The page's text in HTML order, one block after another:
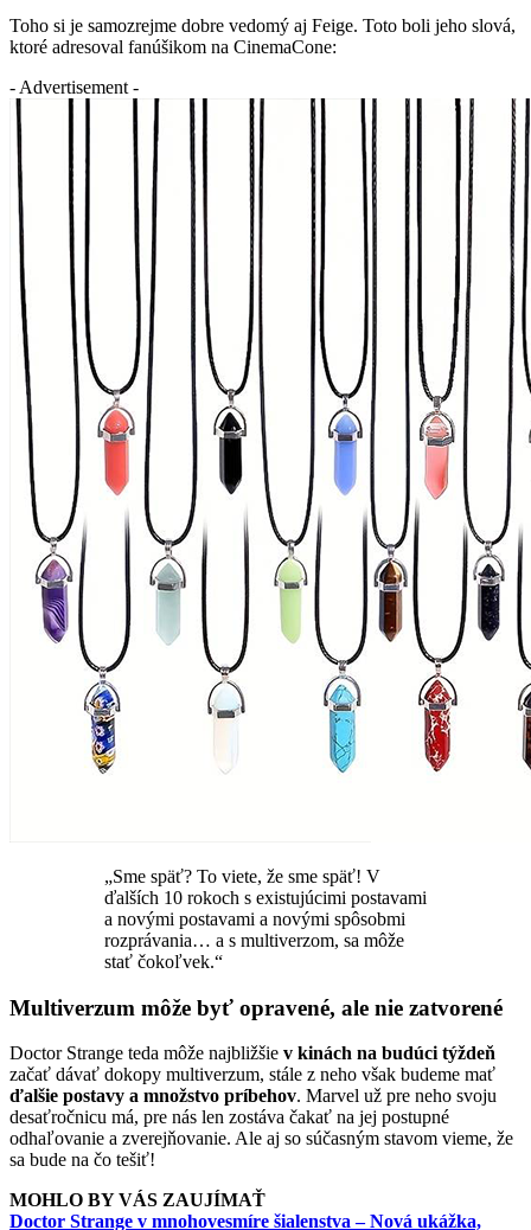
Toho si je samozrejme dobre vedomý aj Feige. Toto boli jeho slová,
ktoré adresoval fanúšikom na CinemaCone:
- Advertisement -
„Sme späť? To viete, že sme späť! V
ďalších 10 rokoch s existujúcimi postavami
a novými postavami a novými spôsobmi
rozprávania… a s multiverzom, sa môže
stať čokoľvek.“
Multiverzum môže byť opravené, ale nie zatvorené
Doctor Strange teda môže najbližšie v kinách na budúci týždeň
začať dávať dokopy multiverzum, stále z neho však budeme mať
ďalšie postavy a množstvo príbehov. Marvel už pre neho svoju
desaťročnicu má, pre nás len zostáva čakať na jej postupné
odhaľovanie a zverejňovanie. Ale aj so súčasným stavom vieme, že
sa bude na čo tešiť!
MOHLO BY VÁS ZAUJÍMAŤ
Doctor Strange v mnohovesmíre šialenstva – Nová ukážka,